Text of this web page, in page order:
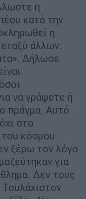
η
κατά την
η
άλλων:
Δήλωσε
να γράψετε ή
πράγμα. Αυτό
στο
του κόσμου.
ξέρω τον λόγο
για
Δεν τους